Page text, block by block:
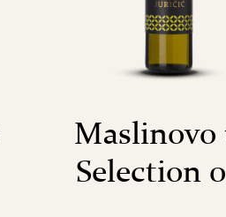
Maslinovo
Selection